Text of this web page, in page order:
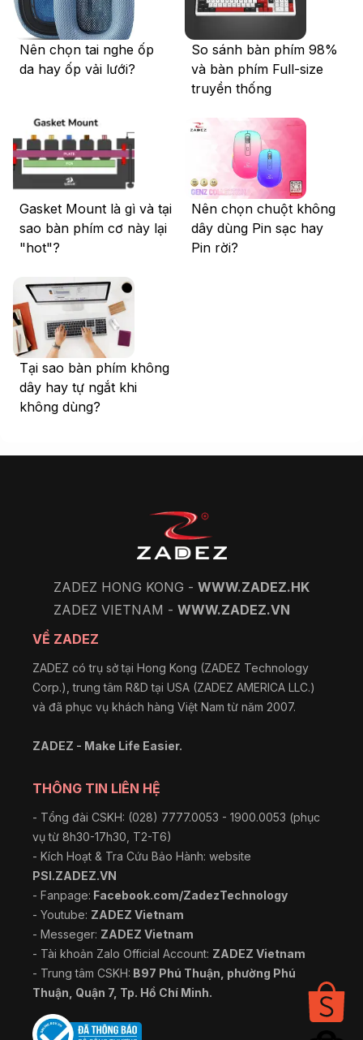
Nên chọn tai nghe ốp
da hay ốp vải lưới?
So sánh bàn phím 98%
và bàn phím Full-size
truyền thống
Gasket Mount là gì và tại
sao bàn phím cơ này lại
"hot"?
Nên chọn chuột không
dây dùng Pin sạc hay
Pin rời?
Tại sao bàn phím không
dây hay tự ngắt khi
không dùng?
ZADEZ HONG KONG - WWW.ZADEZ.HK
ZADEZ VIETNAM - WWW.ZADEZ.VN
VỀ ZADEZ
ZADEZ có trụ sở tại Hong Kong (ZADEZ Technology
Corp.), trung tâm R&D tại USA (ZADEZ AMERICA LLC.)
và đã phục vụ khách hàng Việt Nam từ năm 2007.
ZADEZ - Make Life Easier.
THÔNG TIN LIÊN HỆ
- Tổng đài CSKH: (028) 7777.0053 - 1900.0053 (phục
vụ từ 8h30-17h30, T2-T6)
- Kích Hoạt & Tra Cứu Bảo Hành: website
PSI.ZADEZ.VN
- Fanpage: Facebook.com/ZadezTechnology
- Youtube: ZADEZ Vietnam
- Messeger: ZADEZ Vietnam
- Tài khoản Zalo Official Account: ZADEZ Vietnam
- Trung tâm CSKH: B97 Phú Thuận, phường Phú
Thuận, Quận 7, Tp. Hồ Chí Minh.